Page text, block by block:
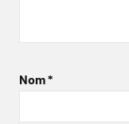
Nom*